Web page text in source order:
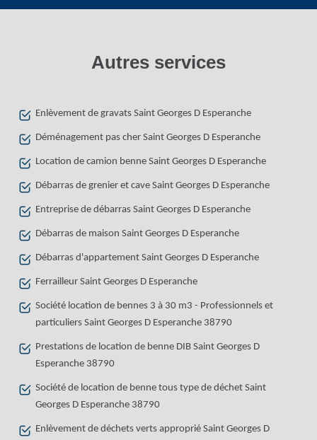
Autres services
Enlèvement de gravats Saint Georges D Esperanche
Déménagement pas cher Saint Georges D Esperanche
Location de camion benne Saint Georges D Esperanche
Débarras de grenier et cave Saint Georges D Esperanche
Entreprise de débarras Saint Georges D Esperanche
Débarras de maison Saint Georges D Esperanche
Débarras d'appartement Saint Georges D Esperanche
Ferrailleur Saint Georges D Esperanche
Société location de bennes 3 à 30 m3 - Professionnels et
particuliers Saint Georges D Esperanche 38790
Prestations de location de benne DIB Saint Georges D
Esperanche 38790
Société de location de benne tous type de déchet Saint
Georges D Esperanche 38790
Enlèvement de déchets verts approprié Saint Georges D